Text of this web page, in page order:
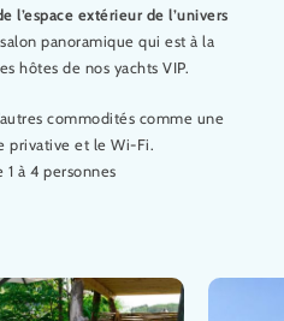
l’espace extérieur de l’univers
panoramique qui est à la
hôtes de nos yachts VIP.
commodités comme une
privative et le Wi-Fi.
1 à 4 personnes